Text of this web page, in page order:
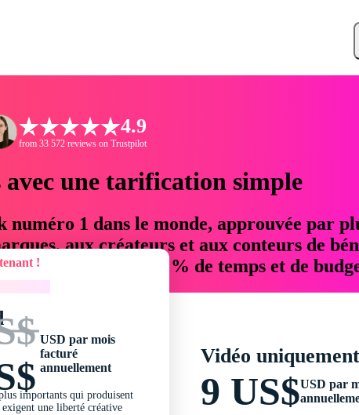
4.9
from 33 572 reviews on Trustpilot
une tarification simple
numéro 1 dans le monde, approuvée par
aux créateurs et aux conteurs de
jusqu'à 76 % de temps et de
!
USD par mois
facturé
annuellement
importants qui produisent
exigent une liberté créative
Vidéo uniquement
9 US$USD par